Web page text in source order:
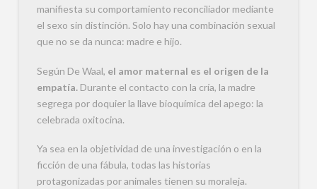
manifiesta su comportamiento reconciliador mediante
el sexo sin distinción. Solo hay una combinación sexual
que no se da nunca: madre e hijo.
Según De Waal, el amor maternal es el origen de la
empatía.Durante el contacto con la cría, la madre
segrega por doquier la llave bioquímica del apego: la
celebrada oxitocina.
Ya sea en la objetividad de una investigación o en la
ficción de una fábula, todas las historias
protagonizadas por animales tienen su moraleja.